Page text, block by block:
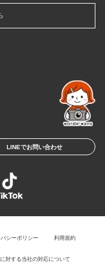
LINEでお問い合わせ
シーポリシー 利用規約
対する当社の対応について